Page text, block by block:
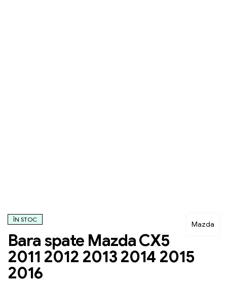
Mazda
ÎN STOC
Bara spate Mazda CX5
2011 2012 2013 2014 2015
2016